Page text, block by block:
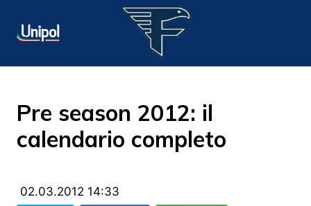
Pre season 2012: il
calendario completo
02.03.2012 14:33